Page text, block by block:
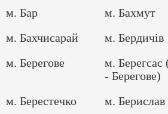
м. Бар
м. Бахмут
м. Бахчисарай
м. Бердичів
м. Берегове
м. Берегсас
- Берегове)
м. Берестечко
м. Берислав